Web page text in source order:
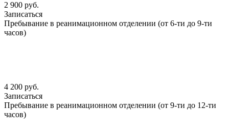
2 900 руб.
Записаться
Пребывание в реанимационном отделении (от 6-ти до 9-ти
часов)
4 200 руб.
Записаться
Пребывание в реанимационном отделении (от 9-ти до 12-ти
часов)